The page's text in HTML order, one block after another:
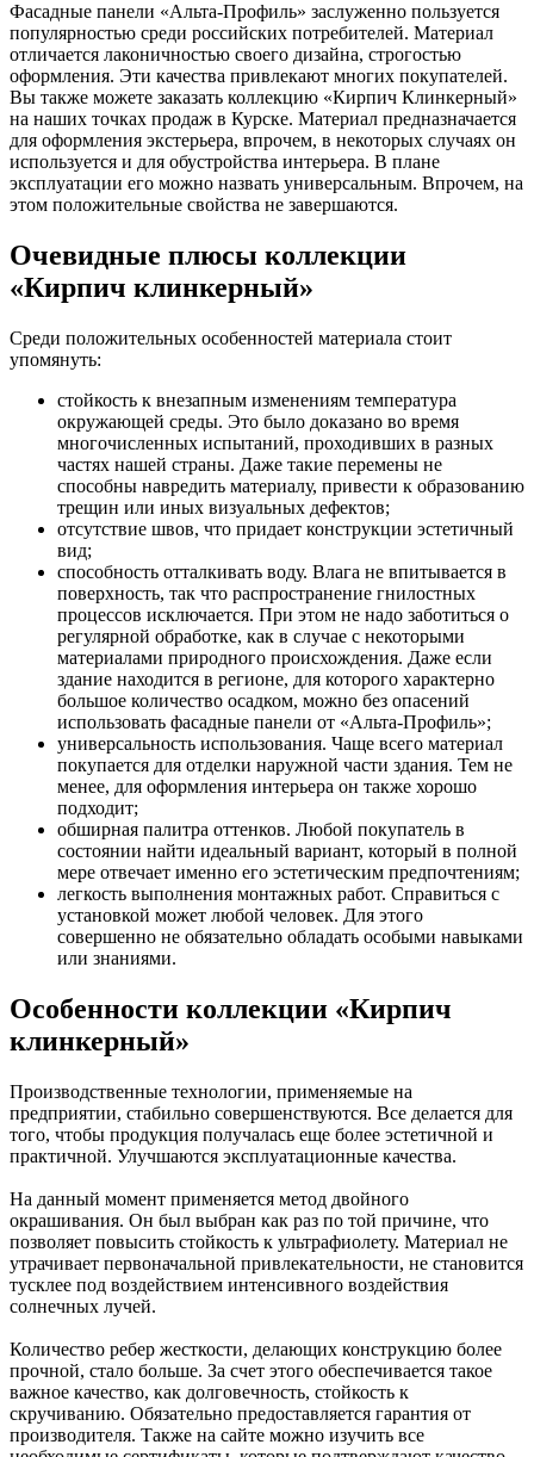
Фасадные панели «Альта-Профиль» заслуженно пользуется
популярностью среди российских потребителей. Материал
отличается лаконичностью своего дизайна, строгостью
оформления. Эти качества привлекают многих покупателей.
Вы также можете заказать коллекцию «Кирпич Клинкерный»
на наших точках продаж в Курске. Материал предназначается
для оформления экстерьера, впрочем, в некоторых случаях он
используется и для обустройства интерьера. В плане
эксплуатации его можно назвать универсальным. Впрочем, на
этом положительные свойства не завершаются.
Очевидные плюсы коллекции
«Кирпич клинкерный»
Среди положительных особенностей материала стоит
упомянуть:
стойкость к внезапным изменениям температура
окружающей среды. Это было доказано во время
многочисленных испытаний, проходивших в разных
частях нашей страны. Даже такие перемены не
способны навредить материалу, привести к образованию
трещин или иных визуальных дефектов;
отсутствие швов, что придает конструкции эстетичный
вид;
способность отталкивать воду. Влага не впитывается в
поверхность, так что распространение гнилостных
процессов исключается. При этом не надо заботиться о
регулярной обработке, как в случае с некоторыми
материалами природного происхождения. Даже если
здание находится в регионе, для которого характерно
большое количество осадком, можно без опасений
использовать фасадные панели от «Альта-Профиль»;
универсальность использования. Чаще всего материал
покупается для отделки наружной части здания. Тем не
менее, для оформления интерьера он также хорошо
подходит;
обширная палитра оттенков. Любой покупатель в
состоянии найти идеальный вариант, который в полной
мере отвечает именно его эстетическим предпочтениям;
легкость выполнения монтажных работ. Справиться с
установкой может любой человек. Для этого
совершенно не обязательно обладать особыми навыками
или знаниями.
Особенности коллекции «Кирпич
клинкерный»
Производственные технологии, применяемые на
предприятии, стабильно совершенствуются. Все делается для
того, чтобы продукция получалась еще более эстетичной и
практичной. Улучшаются эксплуатационные качества.
На данный момент применяется метод двойного
окрашивания. Он был выбран как раз по той причине, что
позволяет повысить стойкость к ультрафиолету. Материал не
утрачивает первоначальной привлекательности, не становится
тусклее под воздействием интенсивного воздействия
солнечных лучей.
Количество ребер жесткости, делающих конструкцию более
прочной, стало больше. За счет этого обеспечивается такое
важное качество, как долговечность, стойкость к
скручиванию. Обязательно предоставляется гарантия от
производителя. Также на сайте можно изучить все